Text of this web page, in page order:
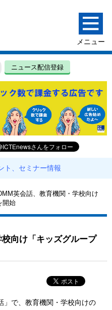
ニュース配信登録
ト、セミナー情報
英会話、教育機関・学校向け
開始
向け「キッズグループ
」で、教育機関・学校向けの